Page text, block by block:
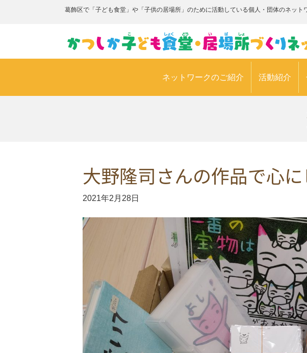
葛飾区で「子ども食堂」や「子供の居場所」のために活動している個人・団体のネット
ネットワークのご紹介 活動紹介
大野隆司さんの作品で心
2021年2月28日